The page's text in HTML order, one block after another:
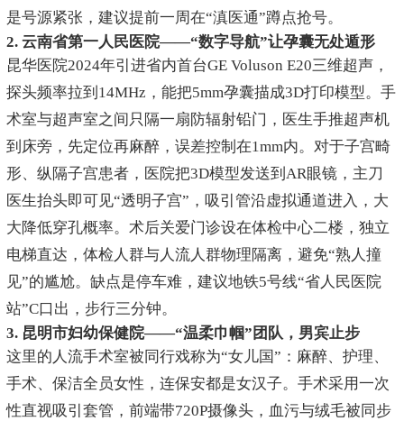
是号源紧张，建议提前一周在“滇医通”蹲点抢号。
2. 云南省第一人民医院——“数字导航”让孕囊无处遁形
昆华医院2024年引进省内首台GE Voluson E20三维超声，
探头频率拉到14MHz，能把5mm孕囊描成3D打印模型。手
术室与超声室之间只隔一扇防辐射铅门，医生手推超声机
到床旁，先定位再麻醉，误差控制在1mm内。对于子宫畸
形、纵隔子宫患者，医院把3D模型发送到AR眼镜，主刀
医生抬头即可见“透明子宫”，吸引管沿虚拟通道进入，大
大降低穿孔概率。术后关爱门诊设在体检中心二楼，独立
电梯直达，体检人群与人流人群物理隔离，避免“熟人撞
见”的尴尬。缺点是停车难，建议地铁5号线“省人民医院
站”C口出，步行三分钟。
3. 昆明市妇幼保健院——“温柔巾帼”团队，男宾止步
这里的人流手术室被同行戏称为“女儿国”：麻醉、护理、
手术、保洁全员女性，连保安都是女汉子。手术采用一次
性直视吸引套管，前端带720P摄像头，血污与绒毛被同步